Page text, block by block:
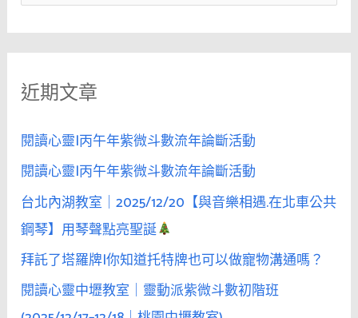
尋
關
字
近期文章
閱讀心靈|丙午年紫微斗數流年論斷活動
閱讀心靈|丙午年紫微斗數流年論斷活動
台北內湖教室｜2025/12/20【與音樂相遇.在北車公共
鋼琴】用琴聲點亮聖誕
拜託了塔羅牌|你知道托特牌也可以做寵物溝通嗎？
閱讀心靈中壢教室｜靈動派紫微斗數初階班